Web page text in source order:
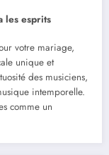
les esprits
votre mariage,
unique et
des musiciens,
intemporelle.
comme un